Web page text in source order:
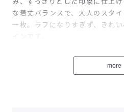
な着丈バランスで、大人のスタ
一枚。ラフになりすぎず、きれ
インです。
グレーはキチンと梳毛のように
材感。薄くてライトな素材が特
more